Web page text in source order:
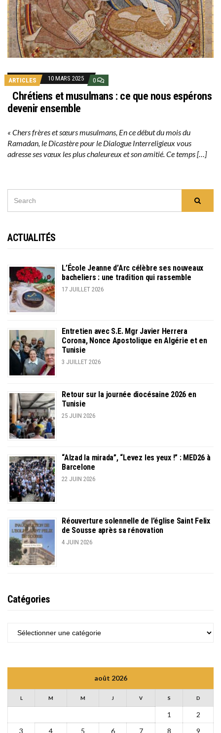
ARTICLES 10 MARS 2025 0
Chrétiens et musulmans : ce que nous espérons
devenir ensemble
« Chers frères et sœurs musulmans, En ce début du mois du
Ramadan, le Dicastère pour le Dialogue Interreligieux vous
adresse ses vœux les plus chaleureux et son amitié. Ce temps […]
ACTUALITÉS
L’École Jeanne d’Arc célèbre ses nouveaux
bacheliers : une tradition qui rassemble
17 JUILLET 2026
Entretien avec S.E. Mgr Javier Herrera
Corona, Nonce Apostolique en Algérie et en
Tunisie
3 JUILLET 2026
Retour sur la journée diocésaine 2026 en
Tunisie
25 JUIN 2026
“Alzad la mirada”, “Levez les yeux !” : MED26 à
Barcelone
22 JUIN 2026
Réouverture solennelle de l’église Saint Felix
de Sousse après sa rénovation
4 JUIN 2026
Catégories
CATÉGORIES
août 2026
L M M J V S D
1
2
3
4 5 6 7 8 9